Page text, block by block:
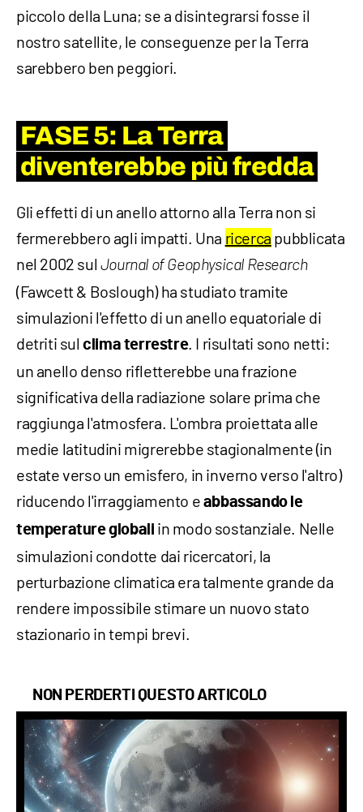
piccolo della Luna; se a disintegrarsi fosse il
nostro satellite, le conseguenze per la Terra
sarebbero ben peggiori.
FASE 5: La Terra
diventerebbe più fredda
Gli effetti di un anello attorno alla Terra non si
fermerebbero agli impatti. Una ricerca pubblicata
nel 2002 sul Journal of Geophysical Research
(Fawcett & Boslough) ha studiato tramite
simulazioni l'effetto di un anello equatoriale di
detriti sulclima terrestre. I risultati sono netti:
un anello denso rifletterebbe una frazione
significativa della radiazione solare prima che
raggiunga l'atmosfera. L'ombra proiettata alle
medie latitudini migrerebbe stagionalmente (in
estate verso un emisfero, in inverno verso l'altro)
riducendo l'irraggiamento e abbassando le
temperature globali in modo sostanziale. Nelle
simulazioni condotte dai ricercatori, la
perturbazione climatica era talmente grande da
rendere impossibile stimare un nuovo stato
stazionario in tempi brevi.
NON PERDERTI QUESTO ARTICOLO